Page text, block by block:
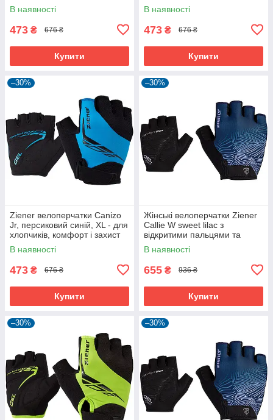
В наявності
473 ₴ 676 ₴
Купити
В наявності
473 ₴ 676 ₴
Купити
–30%
Ziener велоперчатки Canizo
Jr, персиковий синій, XL - для
хлопчиків, комфорт і захист
В наявності
473 ₴ 676 ₴
Купити
–30%
Жінські велоперчатки Ziener
Callie W sweet lilac з
відкритими пальцями та
дихаючою шкірою Amara
В наявності
655 ₴ 936 ₴
Купити
–30% –30%